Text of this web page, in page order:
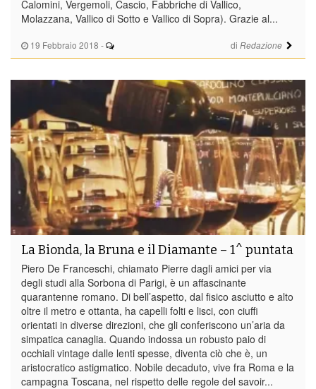
19 Febbraio 2018 - di Redazione
Calomini, Vergemoli, Cascio, Fabbriche di Vallico,
Molazzana, Vallico di Sotto e Vallico di Sopra). Grazie al...
La Bionda, la Bruna e il Diamante – 1^ puntata
Piero De Franceschi, chiamato Pierre dagli amici per via
degli studi alla Sorbona di Parigi, è un affascinante
quarantenne romano. Di bell’aspetto, dal fisico asciutto e alto
oltre il metro e ottanta, ha capelli folti e lisci, con ciuffi
orientati in diverse direzioni, che gli conferiscono un’aria da
simpatica canaglia. Quando indossa un robusto paio di
occhiali vintage dalle lenti spesse, diventa ciò che è, un
aristocratico astigmatico. Nobile decaduto, vive fra Roma e la
campagna Toscana, nel rispetto delle regole del savoir...